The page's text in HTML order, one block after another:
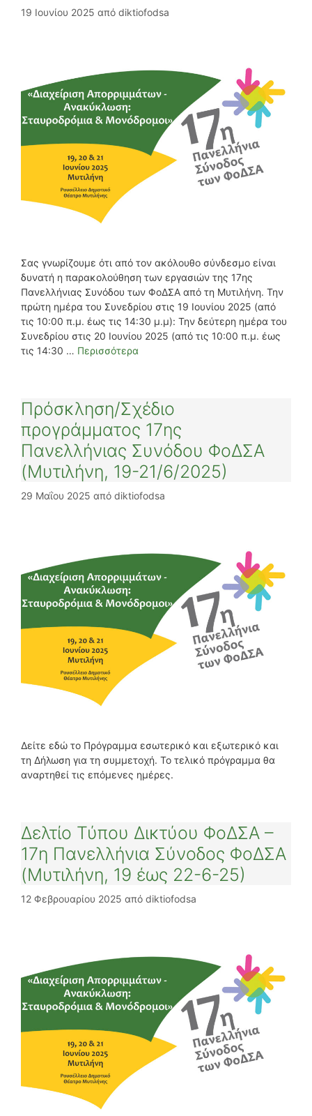
19 Ιουνίου 2025 από diktiofodsa
Σας γνωρίζουμε ότι από τον ακόλουθο σύνδεσμο είναι
δυνατή η παρακολούθηση των εργασιών της 17ης
Πανελλήνιας Συνόδου των ΦοΔΣΑ από τη Μυτιλήνη. Την
πρώτη ημέρα του Συνεδρίου στις 19 Ιουνίου 2025 (από
τις 10:00 π.μ. έως τις 14:30 μ.μ): Την δεύτερη ημέρα του
Συνεδρίου στις 20 Ιουνίου 2025 (από τις 10:00 π.μ. έως
τις 14:30 … Περισσότερα
Πρόσκληση/Σχέδιο
προγράμματος 17ης
Πανελλήνιας Συνόδου ΦοΔΣΑ
(Μυτιλήνη, 19-21/6/2025)
29 Μαΐου 2025 από diktiofodsa
Δείτε εδώ το Πρόγραμμα εσωτερικό και εξωτερικό και
τη Δήλωση για τη συμμετοχή. Το τελικό πρόγραμμα θα
αναρτηθεί τις επόμενες ημέρες.
Δελτίο Τύπου Δικτύου ΦοΔΣΑ –
17η Πανελλήνια Σύνοδος ΦοΔΣΑ
(Μυτιλήνη, 19 έως 22-6-25)
12 Φεβρουαρίου 2025 από diktiofodsa